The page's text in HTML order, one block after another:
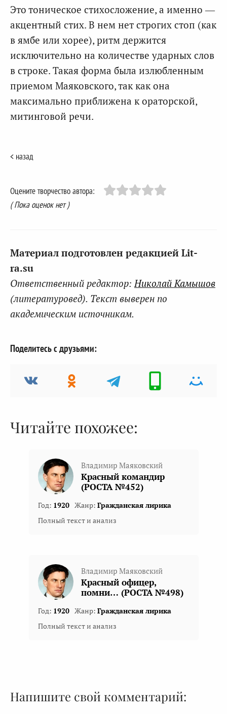
Это тоническое стихосложение, а именно —
акцентный стих. В нем нет строгих стоп (как
в ямбе или хорее), ритм держится
исключительно на количестве ударных слов
в строке. Такая форма была излюбленным
приемом Маяковского, так как она
максимально приближена к ораторской,
митинговой речи.
< назад
Оцените творчество автора:
( Пока оценок нет )
Материал подготовлен редакцией Lit-
ra.su
Ответственный редактор: Николай Камышов
(литературовед). Текст выверен по
академическим источникам.
Поделитесь с друзьями:
Читайте похожее:
Владимир Маяковский
Красный командир
(РОСТА №452)
Год: 1920 Жанр: Гражданская лирика
Полный текст и анализ
Владимир Маяковский
Красный офицер,
помни… (РОСТА №498)
Год: 1920 Жанр: Гражданская лирика
Полный текст и анализ
Напишите свой комментарий: